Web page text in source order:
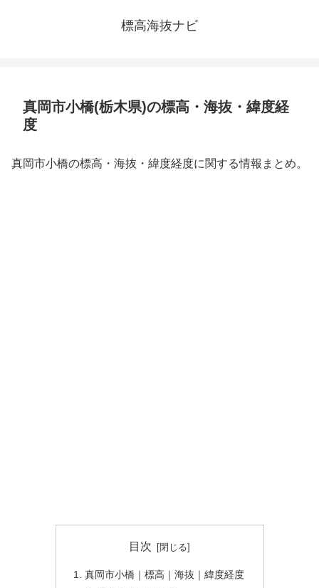
標高海抜ナビ
真岡市小橋(栃木県)の標高・海抜・緯度経
度
真岡市小橋の標高・海抜・緯度経度に関する情報まとめ。
目次
真岡市小橋｜標高｜海抜｜緯度経度